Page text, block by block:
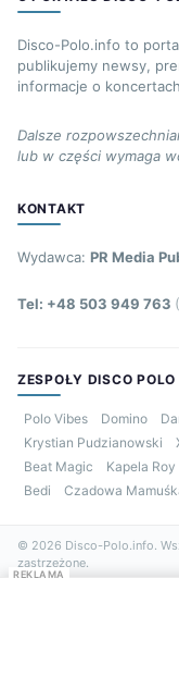
Disco-Polo.info to
publikujemy newsy,
informacje o
Dalsze
lub w części wymaga
KONTAKT
Wydawca: PR Media
Tel: +48 503 949 763
ZESPOŁY DISCO POLO
Polo Vibes Domino
Krystian Pudzianowski
Beat Magic
Kapela Roy
Bedi
Czadowa
© 2026 Disco-Polo.info.
zastrzeżone.
REKLAMA